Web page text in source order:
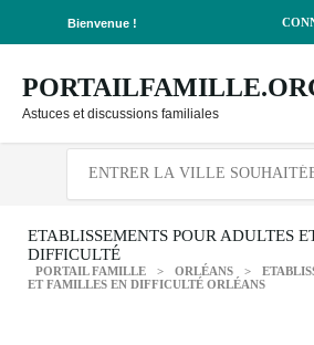
Bienvenue !
Astuces et discussions familiales
ETABLISSEMENTS POUR ADULTES
DIFFICULTÉ
PORTAIL FAMILLE > ORLÉANS >
ET FAMILLES EN DIFFICULTÉ ORLÉANS